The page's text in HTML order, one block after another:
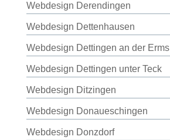
Webdesign Derendingen
Webdesign Dettenhausen
Webdesign Dettingen an der Erms
Webdesign Dettingen unter Teck
Webdesign Ditzingen
Webdesign Donaueschingen
Webdesign Donzdorf